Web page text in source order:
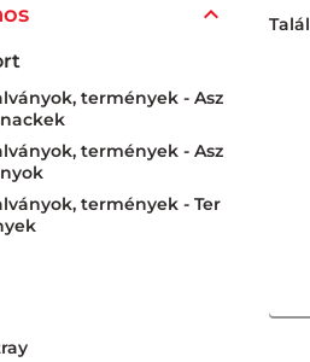
termények - Asz
termények - Asz
termények - Ter